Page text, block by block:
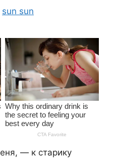
sun sun
— к старику